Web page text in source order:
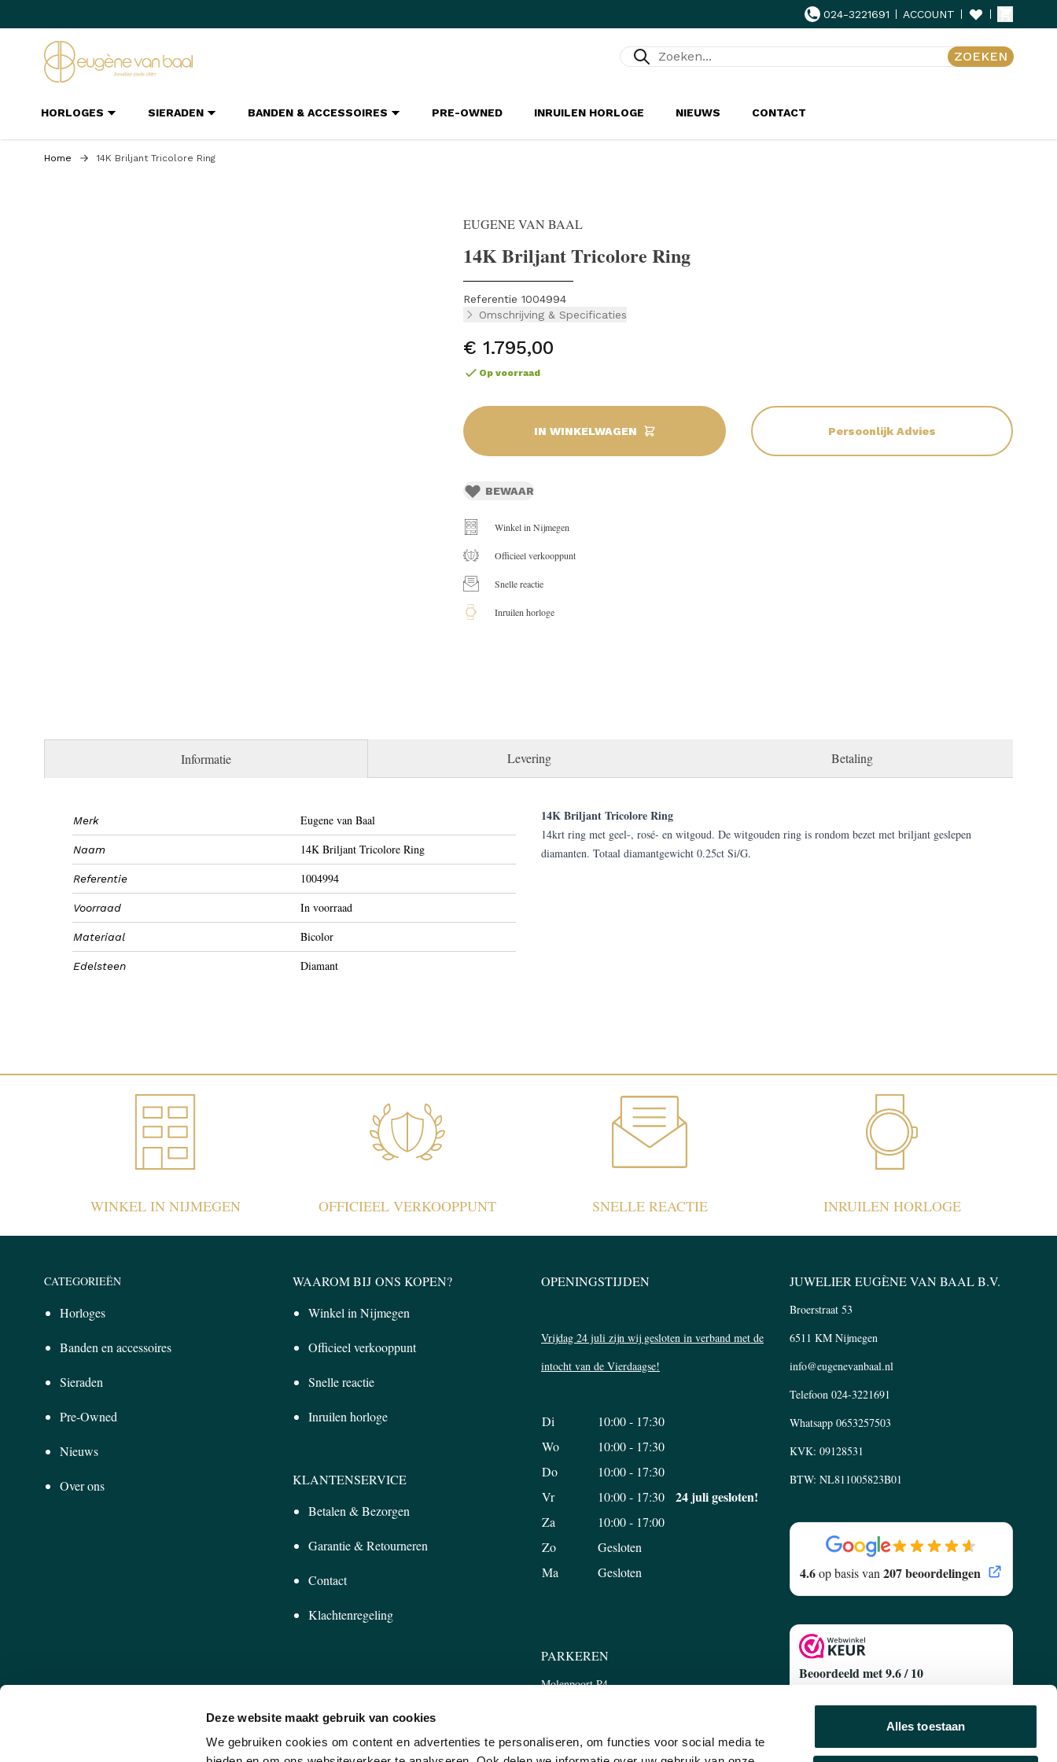
Deze website maakt gebruik van cookies
We gebruiken cookies om content en advertenties te personaliseren, om functies voor social media te
Alles toestaan
024-3221691 ACCOUNT
Zoeken... ZOEKEN
HORLOGES SIERADEN BANDEN & ACCESSOIRES PRE-OWNED INRUILEN HORLOGE NIEUWS CONTACT
Home 14K Briljant Tricolore Ring
EUGENE VAN BAAL
14K Briljant Tricolore Ring
Referentie 1004994
Omschrijving & Specificaties
€ 1.795,00
Op voorraad
IN WINKELWAGEN Persoonlijk Advies
BEWAAR
Winkel in Nijmegen
Officieel verkooppunt
Snelle reactie
Inruilen horloge
Informatie
Merk Eugene van Baal
Naam 14K Briljant Tricolore Ring
Referentie 1004994
Voorraad In voorraad
Materiaal Bicolor
Edelsteen Diamant
14K Briljant Tricolore Ring
14krt ring met geel-, rosé- en witgoud. De witgouden ring is rondom bezet met briljant geslepen
diamanten. Totaal diamantgewicht 0.25ct Si/G.
Levering Betaling
WINKEL IN NIJMEGEN OFFICIEEL VERKOOPPUNT SNELLE REACTIE INRUILEN HORLOGE
CATEGORIEËN
Horloges
Banden en accessoires
Sieraden
Pre-Owned
Nieuws
Over ons
WAAROM BIJ ONS KOPEN?
Winkel in Nijmegen
Officieel verkooppunt
Snelle reactie
Inruilen horloge
KLANTENSERVICE
Betalen & Bezorgen
Garantie & Retourneren
Contact
Klachtenregeling
OPENINGSTIJDEN
Vrijdag 24 juli zijn wij gesloten in verband met de
intocht van de Vierdaagse!
Di
10:00 - 17:30
Wo
10:00 - 17:30
Do
10:00 - 17:30
Vr
10:00 - 17:30 24 juli gesloten!
Za
10:00 - 17:00
Zo
Gesloten
Ma
Gesloten
PARKEREN
Molenpoort P4
JUWELIER EUGÈNE VAN BAAL B.V.
Broerstraat 53
6511 KM Nijmegen
info@eugenevanbaal.nl
Telefoon 024-3221691
Whatsapp 0653257503
KVK: 09128531
BTW: NL811005823B01
4.6op basis van 207 beoordelingen
Beoordeeld met 9.6 / 10
Gebaseerd op627 Klantenreviews